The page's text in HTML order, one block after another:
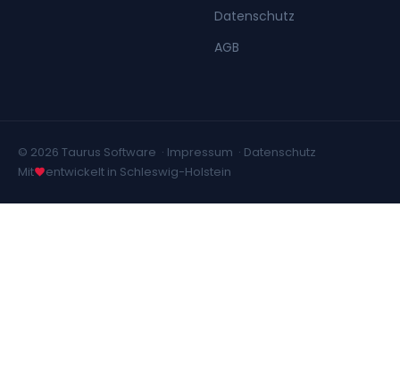
Datenschutz
AGB
© 2026 Taurus Software · Impressum · Datenschutz
Mit
entwickelt in Schleswig-Holstein